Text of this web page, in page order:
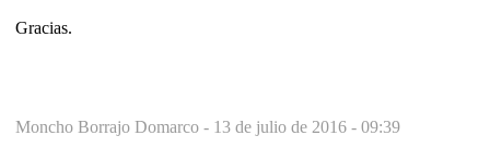
Gracias.
Moncho Borrajo Domarco - 13 de julio de 2016 - 09:39